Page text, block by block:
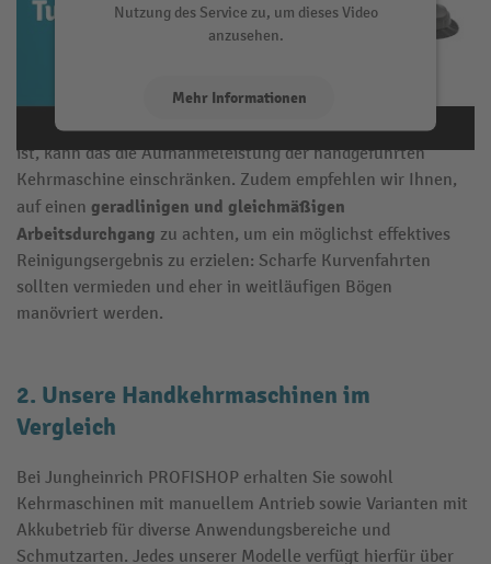
Nutzung des Service zu, um dieses Video
anzusehen.
Mehr Informationen
Akzeptieren
Mit einer Handkehrmaschine reinigen Sie auf diese Weise
ebene und trockene Areale: Sobald der Untergrund zu nass
ist, kann das die Aufnahmeleistung der handgeführten
Kehrmaschine einschränken. Zudem empfehlen wir Ihnen,
auf einen geradlinigen und gleichmäßigen
Arbeitsdurchgang zu achten, um ein möglichst effektives
Reinigungsergebnis zu erzielen: Scharfe Kurvenfahrten
sollten vermieden und eher in weitläufigen Bögen
manövriert werden.
2. Unsere Handkehrmaschinen im
Vergleich
Bei Jungheinrich PROFISHOP erhalten Sie sowohl
Kehrmaschinen mit manuellem Antrieb sowie Varianten mit
Akkubetrieb für diverse Anwendungsbereiche und
Schmutzarten. Jedes unserer Modelle verfügt hierfür über